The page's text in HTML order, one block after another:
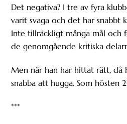
Det negativa? I tre av fyra
varit svaga och det har snabbt
Inte tillräckligt många mål och
de genomgående kritiska
Men när han har hittat rätt, då
snabba att hugga. Som hösten
***